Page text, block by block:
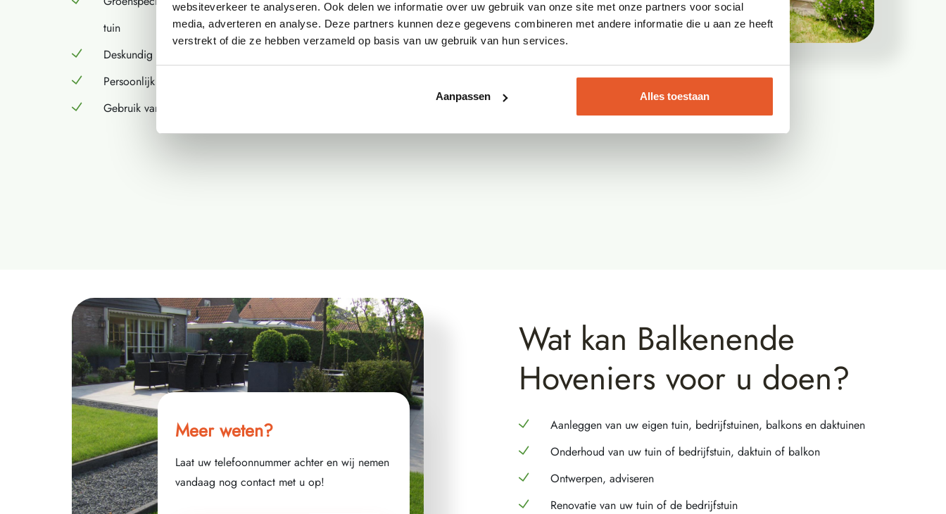
websiteverkeer te analyseren. Ook delen we informatie over uw gebruik van onze site met onze partners voor social
media, adverteren en analyse. Deze partners kunnen deze gegevens combineren met andere informatie die u aan ze heeft
verstrekt of die ze hebben verzameld op basis van uw gebruik van hun services.
Aanpassen Alles toestaan
tuin
Deskundig team in voorbereiding en uitvoering
Persoonlijk contact
Gebruik van duurzame producten
Meer weten?
Laat uw telefoonnummer achter en wij nemen
vandaag nog contact met u op!
Wat kan Balkenende
Hoveniers voor u doen?
Aanleggen van uw eigen tuin, bedrijfstuinen, balkons en daktuinen
Onderhoud van uw tuin of bedrijfstuin, daktuin of balkon
Ontwerpen, adviseren
Renovatie van uw tuin of de bedrijfstuin